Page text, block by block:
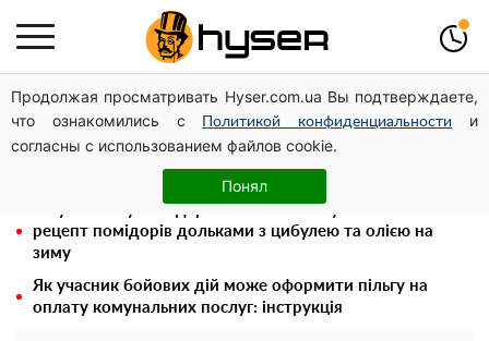
Продолжая просматривать Hyser.com.ua Вы подтверждаете,
что ознакомились с
Политикой конфиденциальности
и
согласны с использованием файлов cookie.
Понял
Гола Олена Тополя у цікавих позах змусила відвисати
щелепи: злив відео – було лише початком
Олена Тополя злив відео – це далеко не все: фронтмен
"Антитіла" Тарас Тополя став наступним
рецепт помідорів дольками з цибулею та олією на
зиму
Як учасник бойових дій може оформити пільгу на
оплату комунальних послуг: інструкція